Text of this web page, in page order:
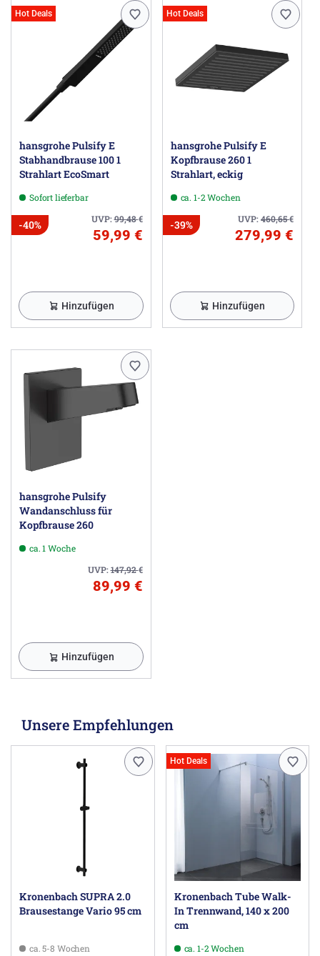
Hot Deals
hansgrohe Pulsify E
Stabhandbrause 100 1
Strahlart EcoSmart
Sofort lieferbar
UVP:99,48€
-40%
59,99 €
Hinzufügen
Hot Deals
hansgrohe Pulsify E
Kopfbrause 260 1
Strahlart, eckig
ca. 1-2 Wochen
UVP:460,65€
-39%
279,99 €
Hinzufügen
hansgrohe Pulsify
Wandanschluss für
Kopfbrause 260
ca. 1 Woche
UVP:147,92€
89,99 €
Hinzufügen
Unsere Empfehlungen
Kronenbach SUPRA 2.0
Brausestange Vario 95 cm
ca. 5-8 Wochen
Hot Deals
Kronenbach Tube Walk-
In Trennwand, 140 x 200
cm
ca. 1-2 Wochen